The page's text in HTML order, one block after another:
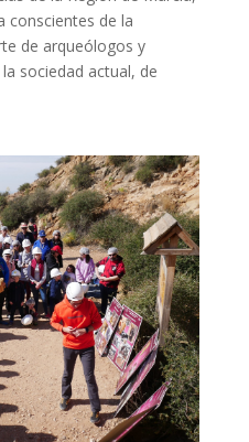
conscientes de la
de arqueólogos y
sociedad actual, de